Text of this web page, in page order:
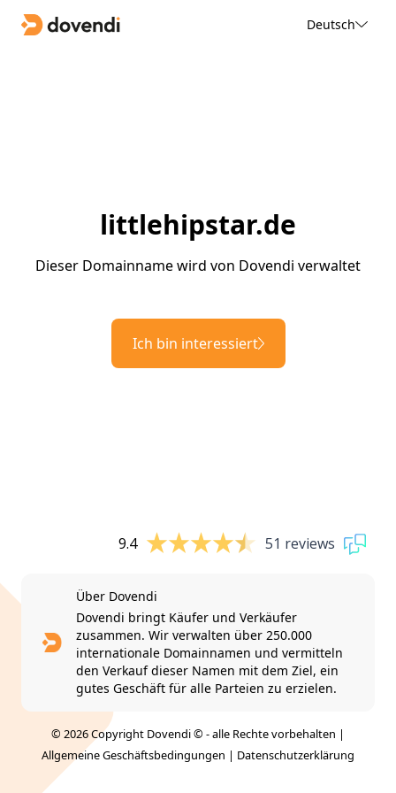
Deutsch
littlehipstar.de
Dieser Domainname wird von Dovendi verwaltet
Ich bin interessiert
9.4 51 reviews
Über Dovendi
Dovendi bringt Käufer und Verkäufer
zusammen. Wir verwalten über 250.000
internationale Domainnamen und vermitteln
den Verkauf dieser Namen mit dem Ziel, ein
gutes Geschäft für alle Parteien zu erzielen.
© 2026 Copyright Dovendi © - alle Rechte vorbehalten |
Allgemeine Geschäftsbedingungen | Datenschutzerklärung